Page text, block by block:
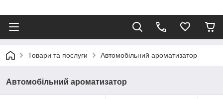
Товари та послуги Автомобільний ароматизатор
Автомобільний ароматизатор